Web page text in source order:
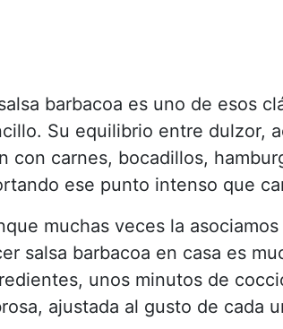
barbacoa es uno de esos
Su equilibrio entre dulzor,
con carnes, bocadillos,
ese punto intenso que
muchas veces la
salsa barbacoa en casa es
unos minutos de
ajustada al gusto de cada